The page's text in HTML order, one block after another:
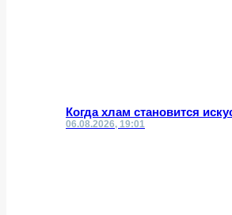
Когда хлам становится
06.08.2026, 19:01